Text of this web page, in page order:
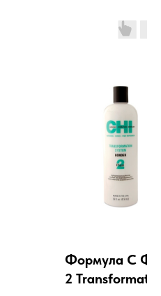
Формула C
2